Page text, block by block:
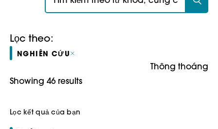
Lọc theo:
NGHIÊN CỨU
Thông thoáng
Showing 46 results
Lọc kết quả của bạn